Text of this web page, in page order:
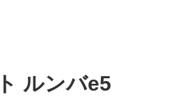
ルンバe5